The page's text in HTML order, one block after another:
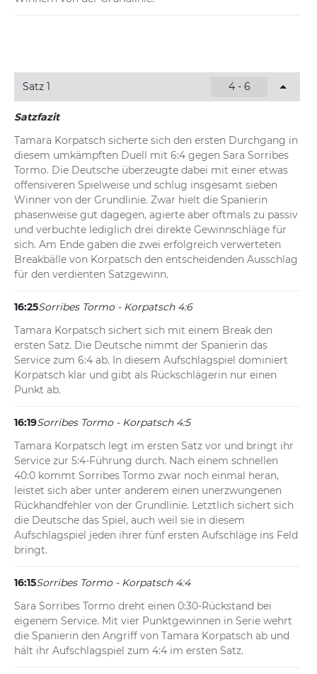
zweiten Satzes. Tamara Korpatsch verpasst bei eigenem
Vorteil zunächst den Spielgewinn und muss ihr Service
nach zweimaligem Einstand doch noch abgeben. Die
Deutsche bringt in diesem umkämpften Spiel nur drei
Führung nutzt.
Satz 1 4 - 6
Satzfazit
Tamara Korpatsch sicherte sich den ersten Durchgang in
diesem umkämpften Duell mit 6:4 gegen Sara Sorribes
Tormo. Die Deutsche überzeugte dabei mit einer etwas
offensiveren Spielweise und schlug insgesamt sieben
Winner von der Grundlinie. Zwar hielt die Spanierin
phasenweise gut dagegen, agierte aber oftmals zu passiv
und verbuchte lediglich drei direkte Gewinnschläge für
sich. Am Ende gaben die zwei erfolgreich verwerteten
Breakbälle von Korpatsch den entscheidenden Ausschlag
für den verdienten Satzgewinn.
16:25Sorribes Tormo - Korpatsch 4:6
Tamara Korpatsch sichert sich mit einem Break den
ersten Satz. Die Deutsche nimmt der Spanierin das
Service zum 6:4 ab. In diesem Aufschlagspiel dominiert
Korpatsch klar und gibt als Rückschlägerin nur einen
Punkt ab.
16:19Sorribes Tormo - Korpatsch 4:5
Tamara Korpatsch legt im ersten Satz vor und bringt ihr
Service zur 5:4-Führung durch. Nach einem schnellen
40:0 kommt Sorribes Tormo zwar noch einmal heran,
leistet sich aber unter anderem einen unerzwungenen
Rückhandfehler von der Grundlinie. Letztlich sichert sich
die Deutsche das Spiel, auch weil sie in diesem
Aufschlagspiel jeden ihrer fünf ersten Aufschläge ins Feld
bringt.
16:15Sorribes Tormo - Korpatsch 4:4
Sara Sorribes Tormo dreht einen 0:30-Rückstand bei
eigenem Service. Mit vier Punktgewinnen in Serie wehrt
die Spanierin den Angriff von Tamara Korpatsch ab und
hält ihr Aufschlagspiel zum 4:4 im ersten Satz.